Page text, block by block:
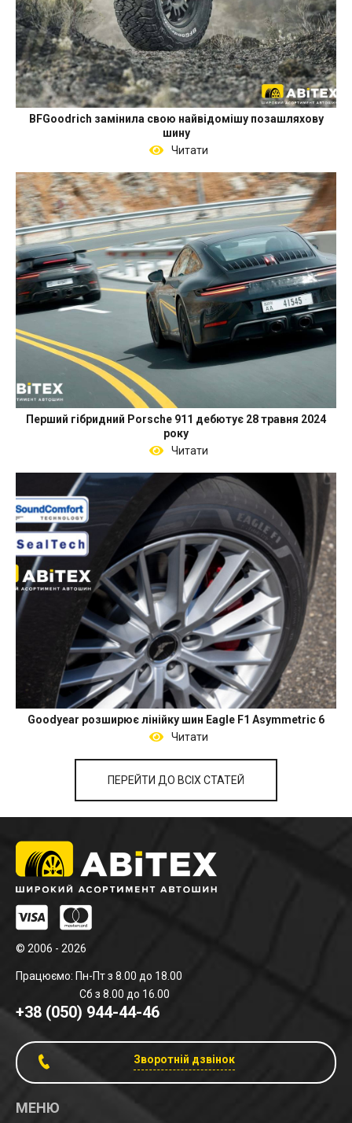
BFGoodrich замінила свою найвідомішу позашляхову
шину
Читати
Перший гібридний Porsche 911 дебютує 28 травня 2024
року
Читати
Goodyear розширює лінійку шин Eagle F1 Asymmetric 6
Читати
ПЕРЕЙТИ ДО ВСІХ СТАТЕЙ
© 2006 - 2026
Працюємо: Пн-Пт з 8.00 до 18.00
Сб з 8.00 до 16.00
+38 (050) 944-44-46
Зворотній дзвінок
МЕНЮ